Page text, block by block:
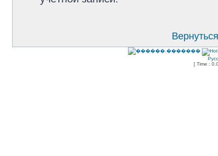
[ Time :